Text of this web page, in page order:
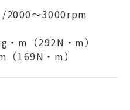
2000～3000rpm
・m（292N・m）
169N・m）